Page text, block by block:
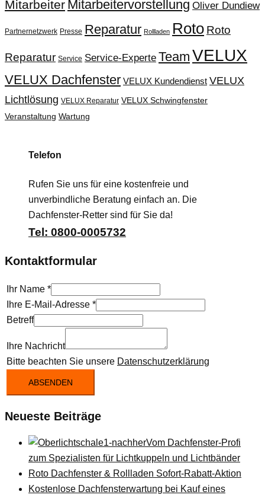
Mitarbeiter Mitarbeitervorstellung Oliver Dundiew
Partnernetzwerk Presse Reparatur Rollladen Roto Roto
Reparatur Service Service-Experte Team VELUX
VELUX Dachfenster VELUX Kundendienst VELUX
Lichtlösung VELUX Reparatur VELUX Schwingfenster
Veranstaltung Wartung
Telefon
Rufen Sie uns für eine kostenfreie und
unverbindliche Beratung einfach an. Die
Dachfenster-Retter sind für Sie da!
Tel: 0800-0005732
Kontaktformular
Ihr Name *
Ihre E-Mail-Adresse *
Betreff
Ihre Nachricht
Bitte beachten Sie unsere Datenschutzerklärung
ABSENDEN
Neueste Beiträge
Vom Dachfenster-Profi
zum Spezialisten für Lichtkuppeln und Lichtbänder
Roto Dachfenster & Rollladen Sofort-Rabatt-Aktion
Kostenlose Dachfensterwartung bei Kauf eines